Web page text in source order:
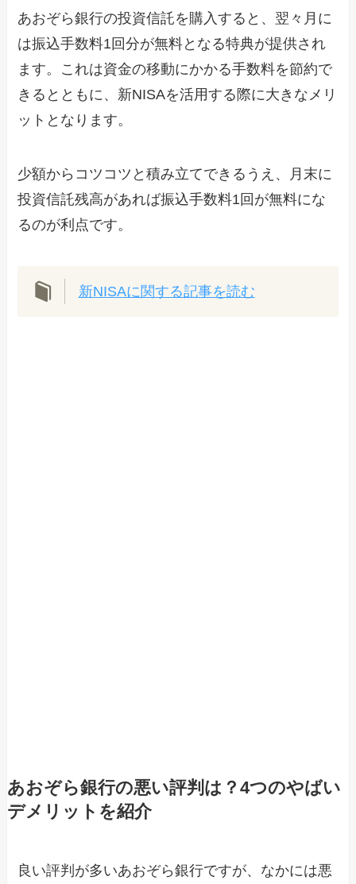
あおぞら銀行の投資信託を購入すると、翌々月に
は振込手数料1回分が無料となる特典が提供され
ます。これは資金の移動にかかる手数料を節約で
きるとともに、新NISAを活用する際に大きなメリ
ットとなります。
少額からコツコツと積み立てできるうえ、月末に
投資信託残高があれば振込手数料1回が無料にな
るのが利点です。
新NISAに関する記事を読む
あおぞら銀行の悪い評判は？4つのやばい
デメリットを紹介
良い評判が多いあおぞら銀行ですが、なかには悪